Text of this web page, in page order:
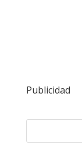
Publicidad